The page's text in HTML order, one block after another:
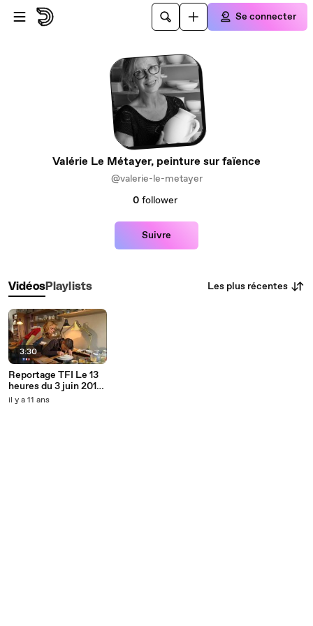
Passer au contenu principal
Se connecter
Valérie Le Métayer, peinture sur faïence
@valerie-le-metayer
0 follower
Suivre
VidéosPlaylists Les plus récentes
3:30
Reportage TFI Le 13
heures du 3 juin 2010
- Vidéo du journal
il y a 11 ans